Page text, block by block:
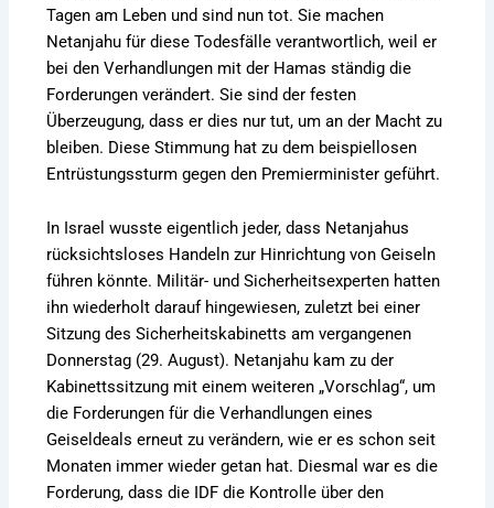
Tagen am Leben und sind nun tot. Sie machen
Netanjahu für diese Todesfälle verantwortlich, weil er
bei den Verhandlungen mit der Hamas ständig die
Forderungen verändert. Sie sind der festen
Überzeugung, dass er dies nur tut, um an der Macht zu
bleiben. Diese Stimmung hat zu dem beispiellosen
Entrüstungssturm gegen den Premierminister geführt.
In Israel wusste eigentlich jeder, dass Netanjahus
rücksichtsloses Handeln zur Hinrichtung von Geiseln
führen könnte. Militär- und Sicherheitsexperten hatten
ihn wiederholt darauf hingewiesen, zuletzt bei einer
Sitzung des Sicherheitskabinetts am vergangenen
Donnerstag (29. August). Netanjahu kam zu der
Kabinettssitzung mit einem weiteren „Vorschlag“, um
die Forderungen für die Verhandlungen eines
Geiseldeals erneut zu verändern, wie er es schon seit
Monaten immer wieder getan hat. Diesmal war es die
Forderung, dass die IDF die Kontrolle über den